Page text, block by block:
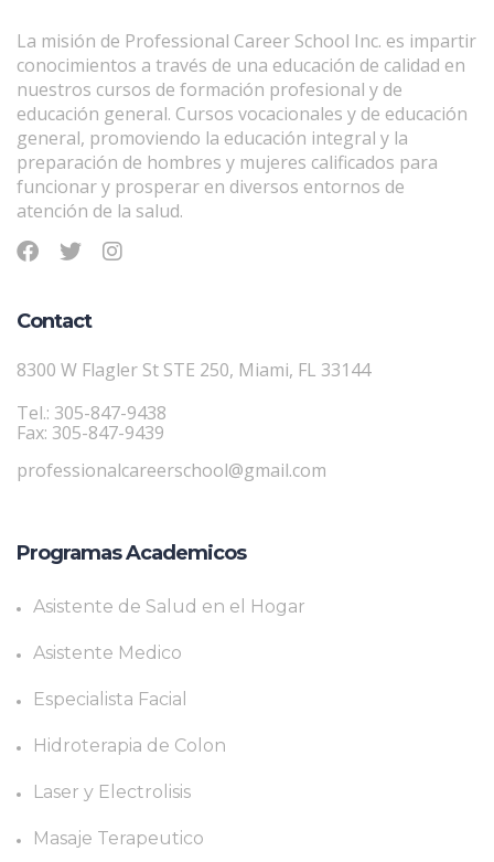
La misión de Professional Career School Inc. es impartir
conocimientos a través de una educación de calidad en
nuestros cursos de formación profesional y de
educación general. Cursos vocacionales y de educación
general, promoviendo la educación integral y la
preparación de hombres y mujeres calificados para
funcionar y prosperar en diversos entornos de
atención de la salud.
Contact
8300 W Flagler St STE 250, Miami, FL 33144
Tel.: 305-847-9438
Fax: 305-847-9439
professionalcareerschool@gmail.com
Programas Academicos
Asistente de Salud en el Hogar
Asistente Medico
Especialista Facial
Hidroterapia de Colon
Laser y Electrolisis
Masaje Terapeutico